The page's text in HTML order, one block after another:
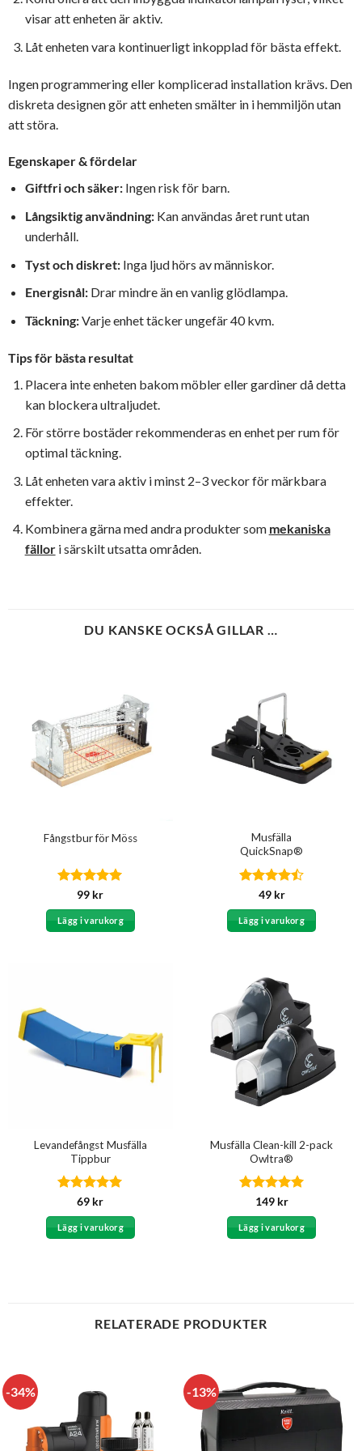
visar att enheten är aktiv.
Låt enheten vara kontinuerligt inkopplad för bästa effekt.
Ingen programmering eller komplicerad installation krävs. Den
diskreta designen gör att enheten smälter in i hemmiljön utan
att störa.
Egenskaper & fördelar
Giftfri och säker:Ingen risk för barn.
Långsiktig användning:Kan användas året runt utan
underhåll.
Tyst och diskret:Inga ljud hörs av människor.
Energisnål: Drar mindre än en vanlig glödlampa.
Täckning:Varje enhet täcker ungefär 40 kvm.
Tips för bästa resultat
Placera inte enheten bakom möbler eller gardiner då detta
kan blockera ultraljudet.
För större bostäder rekommenderas en enhet per rum för
optimal täckning.
Låt enheten vara aktiv i minst 2–3 veckor för märkbara
effekter.
Kombinera gärna med andra produkter som mekaniska
fällori särskilt utsatta områden.
DU KANSKE OCKSÅ GILLAR …
Fångstbur för Möss
Betygsatt
av 5
99 kr
Lägg i varukorg
Musfälla
QuickSnap®
Betygsatt
4.44av 5
49 kr
Lägg i varukorg
Levandefångst Musfälla
Tippbur
Betygsatt
av 5
69 kr
Lägg i varukorg
Musfälla Clean-kill 2-pack
Owltra®
Betygsatt
av 5
149 kr
Lägg i varukorg
RELATERADE PRODUKTER
-34% -13%